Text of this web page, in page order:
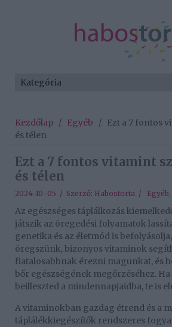
Kezdőlap / Egyéb / Ezt a 7 fontos
és télen
Ezt a 7 fontos vitamint
és télen
2024-10-05 / Szerző: Habostorta / Egyéb,
Az egészséges táplálkozás
játszik az öregedési folyamatok
genetika és az életmód is
öregszünk, bizonyos vitaminok
fiatalosabbnak érezni magunkat, és
bőr egészségének megőrzéséhez.
beilleszted a mindennapjaidba, te is
A vitaminokban gazdag étrend és a
táplálékkiegészítők rendszeres